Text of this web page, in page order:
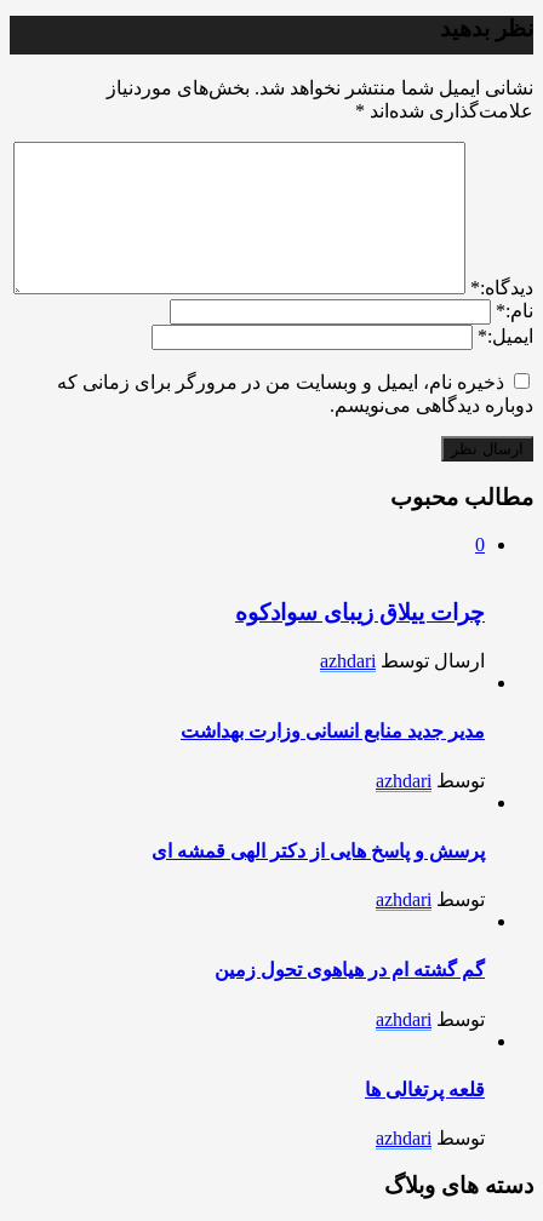
نظر بدهید
نشانی ایمیل شما منتشر نخواهد شد. بخش‌های موردنیاز
علامت‌گذاری شده‌اند *
ديدگاه:*
نام:*
ایمیل:*
ذخیره نام، ایمیل و وبسایت من در مرورگر برای زمانی که
دوباره دیدگاهی می‌نویسم.
مطالب محبوب
0
چرات ییلاق زیبای سوادکوه
ارسال توسط azhdari
مدیر جدید منابع انسانی وزارت بهداشت
توسط azhdari
پرسش و پاسخ هایی از دکتر الهی قمشه ای
توسط azhdari
گم گشته ام در هیاهوی تحول زمین
توسط azhdari
قلعه پرتغالی ها
توسط azhdari
دسته های وبلاگ